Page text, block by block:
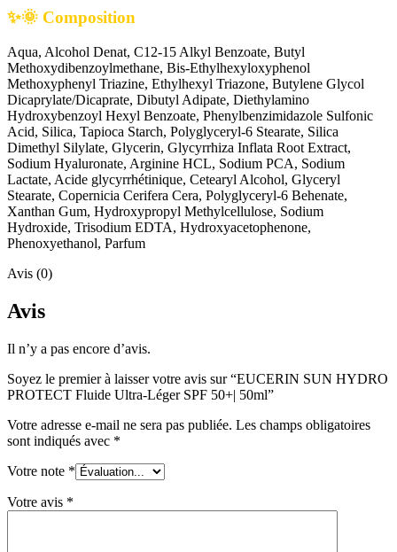
✨🌞 Composition
Aqua, Alcohol Denat, C12-15 Alkyl Benzoate, Butyl
Methoxydibenzoylmethane, Bis-Ethylhexyloxyphenol
Methoxyphenyl Triazine, Ethylhexyl Triazone, Butylene Glycol
Dicaprylate/Dicaprate, Dibutyl Adipate, Diethylamino
Hydroxybenzoyl Hexyl Benzoate, Phenylbenzimidazole Sulfonic
Acid, Silica, Tapioca Starch, Polyglyceryl-6 Stearate, Silica
Dimethyl Silylate, Glycerin, Glycyrrhiza Inflata Root Extract,
Sodium Hyaluronate, Arginine HCL, Sodium PCA, Sodium
Lactate, Acide glycyrrhétinique, Cetearyl Alcohol, Glyceryl
Stearate, Copernicia Cerifera Cera, Polyglyceryl-6 Behenate,
Xanthan Gum, Hydroxypropyl Methylcellulose, Sodium
Hydroxide, Trisodium EDTA, Hydroxyacetophenone,
Phenoxyethanol, Parfum
Avis (0)
Avis
Il n’y a pas encore d’avis.
Soyez le premier à laisser votre avis sur “EUCERIN SUN HYDRO
PROTECT Fluide Ultra-Léger SPF 50+| 50ml”
Votre adresse e-mail ne sera pas publiée. Les champs obligatoires
sont indiqués avec *
Votre note *
Votre avis *